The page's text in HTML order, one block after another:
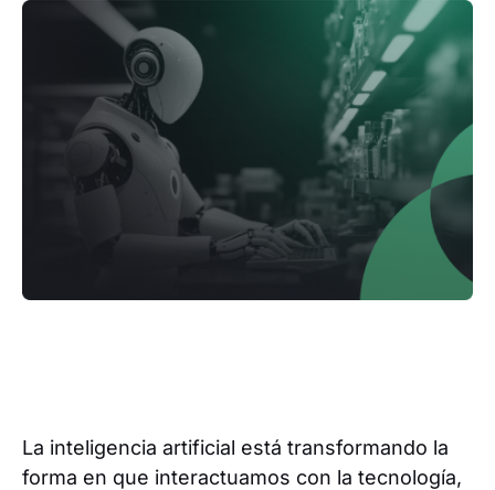
La inteligencia artificial está transformando la
forma en que interactuamos con la tecnología,